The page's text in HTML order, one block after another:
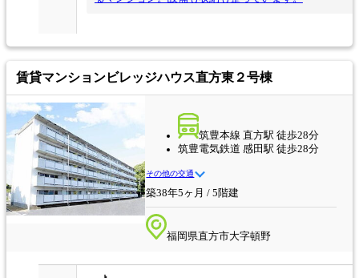
賃貸マンションビレッジハウス直方東２号棟
筑豊本線 直方駅 徒歩28分
筑豊電気鉄道 感田駅 徒歩28分
その他の交通
築38年5ヶ月 / 5階建
福岡県直方市大字頓野